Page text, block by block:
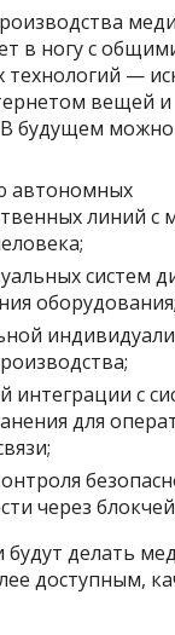
в ногу с
технологий —
вещей и
будущем
автономных
линий
систем
оборудования;
интеграции с
для
через
будут делать
доступным,